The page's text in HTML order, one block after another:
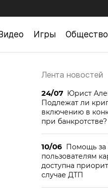
Игры Общество
Лента новостей
24/07 Юрист
Подлежат ли
включению в
при банкротстве?
10/06 Помощь за
пользователям
доступна
случае ДТП